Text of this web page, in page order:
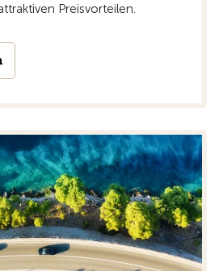
Preisvorteilen.